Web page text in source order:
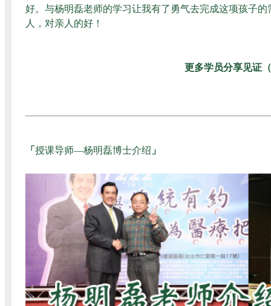
好。与杨明磊老师的学习让我有了勇气去完成这项孩子
人，对亲人的好！
更多学员分享见证
「 授课导师—杨明磊博士介绍 」